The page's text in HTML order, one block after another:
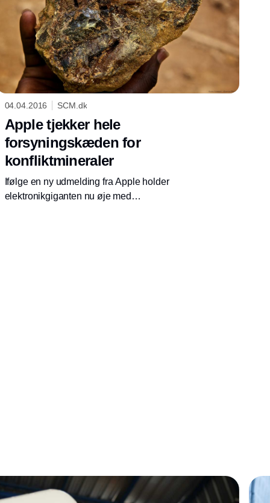
04.04.2016 SCM.dk
Apple tjekker hele
forsyningskæden for
konfliktmineraler
Ifølge en ny udmelding fra Apple holder
elektronikgiganten nu øje med